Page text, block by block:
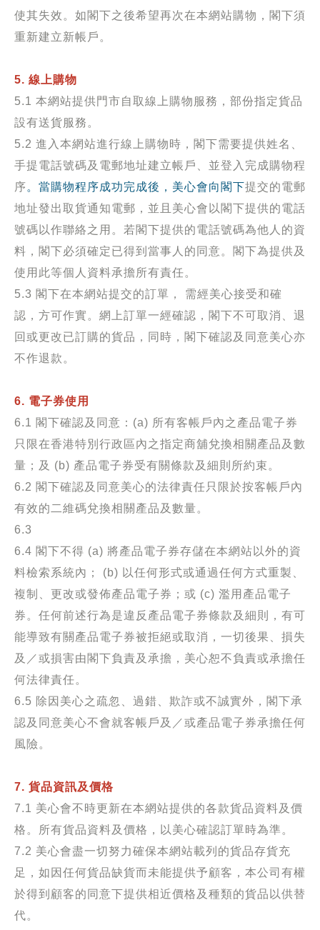
使其失效。如閣下之後希望再次在本網站購物，閣下須
重新建立新帳戶。
5. 線上購物
5.1 本網站提供門市自取線上購物服務，部份指定貨品
設有送貨服務。
5.2 進入本網站進行線上購物時，閣下需要提供姓名、
手提電話號碼及電郵地址建立帳戶、並登入完成購物程
序。當購物程序成功完成後，美心會向閣下提交的電郵
地址發出取貨通知電郵，並且美心會以閣下提供的電話
號碼以作聯絡之用。若閣下提供的電話號碼為他人的資
料，閣下必須確定已得到當事人的同意。閣下為提供及
使用此等個人資料承擔所有責任。
5.3 閣下在本網站提交的訂單， 需經美心接受和確
認，方可作實。網上訂單一經確認，閣下不可取消、退
回或更改已訂購的貨品，同時，閣下確認及同意美心亦
不作退款。
6. 電子券使用
6.1 閣下確認及同意： (a) 所有客帳戶內之產品電子券
只限在香港特別行政區內之指定商舖兌換相關產品及數
量；及 (b) 產品電子券受有關條款及細則所約束。
6.2 閣下確認及同意美心的法律責任只限於按客帳戶內
有效的二維碼兌換相關產品及數量。
6.3
6.4 閣下不得 (a) 將產品電子券存儲在本網站以外的資
料檢索系統內；
(b) 以任何形式或通過任何方式重製、
複制、更改或發佈產品電子券；或 (c) 濫用產品電子
券。任何前述行為是違反產品電子券條款及細則，有可
能導致有關產品電子券被拒絕或取消，一切後果、損失
及／或損害由閣下負責及承擔，美心恕不負責或承擔任
何法律責任。
6.5 除因美心之疏忽、過錯、欺詐或不誠實外，閣下承
認及同意美心不會就客帳戶及／或產品電子券承擔任何
風險。
7. 貨品資訊及價格
7.1 美心會不時更新在本網站提供的各款貨品資料及價
格。所有貨品資料及價格，以美心確認訂單時為準。
7.2 美心會盡一切努力確保本網站載列的貨品存貨充
足，如因任何貨品缺貨而未能提供予顧客，本公司有權
於得到顧客的同意下提供相近價格及種類的貨品以供替
代。